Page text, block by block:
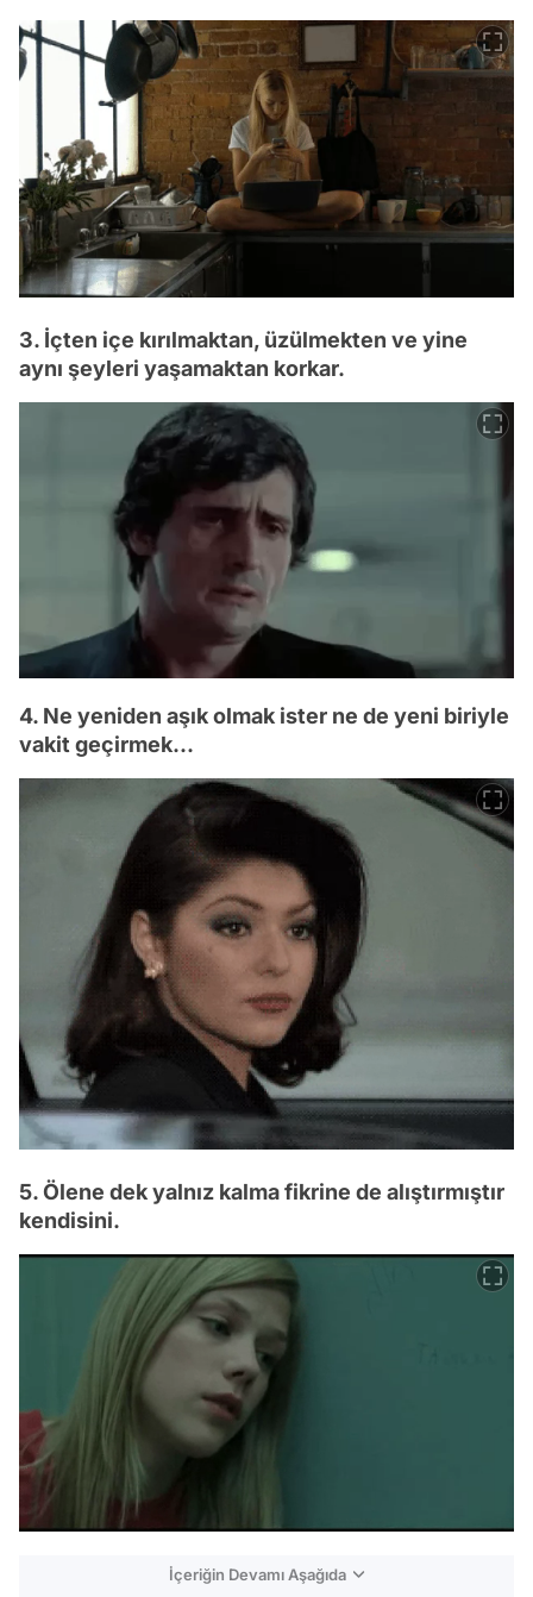
3. İçten içe kırılmaktan, üzülmekten ve yine
aynı şeyleri yaşamaktan korkar.
4. Ne yeniden aşık olmak ister ne de yeni biriyle
vakit geçirmek...
5. Ölene dek yalnız kalma fikrine de alıştırmıştır
kendisini.
İçeriğin Devamı Aşağıda